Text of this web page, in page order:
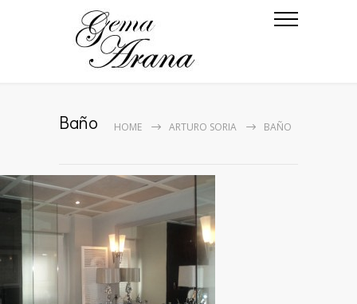
Baño HOME ARTURO SORIA BAÑO